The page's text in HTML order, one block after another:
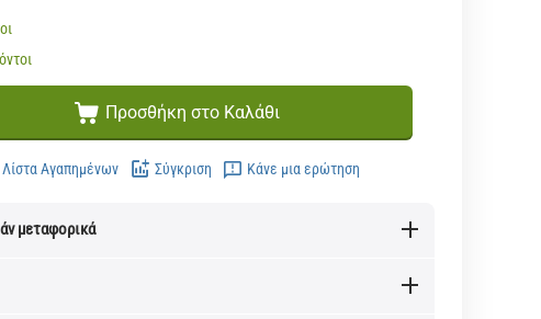
Προσθήκη στο Καλάθι
Αγαπημένων Σύγκριση Κάνε μια ερώτηση
μεταφορικά